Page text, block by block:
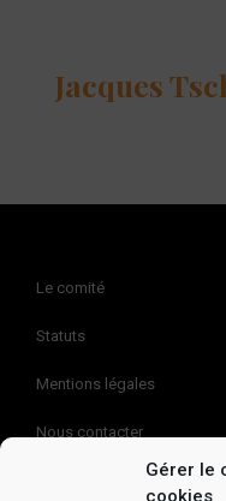
Gérer le
cookies
Jacques
Le comité
Statuts
Mentions légales
Nous contacter
Politique de cookies (EU)